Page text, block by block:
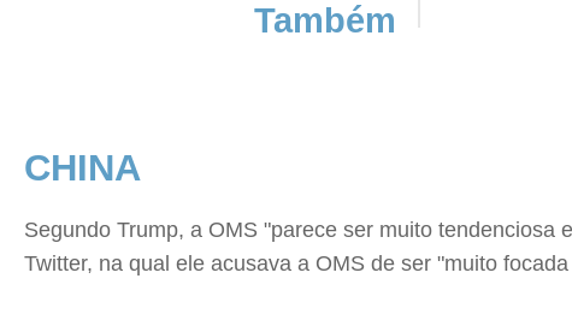
Também
CHINA
Segundo Trump, a OMS "parece ser muito
Twitter, na qual ele acusava a OMS de ser "muito